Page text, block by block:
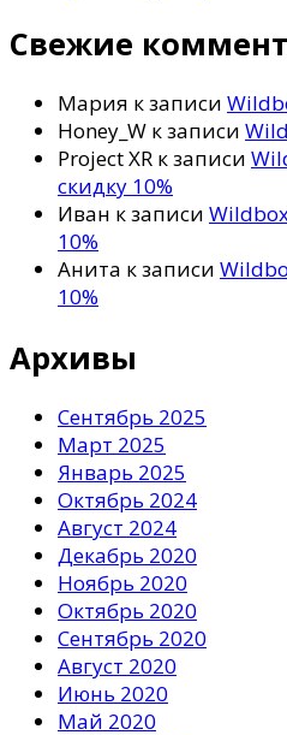
Свежие
Мария к записи
Honey_W к записи
Project XR к записи
скидку 10%
Иван к записи
10%
Анита к записи
10%
Архивы
Сентябрь 2025
Март 2025
Январь 2025
Октябрь 2024
Август 2024
Декабрь 2020
Ноябрь 2020
Октябрь 2020
Сентябрь 2020
Август 2020
Июнь 2020
Май 2020